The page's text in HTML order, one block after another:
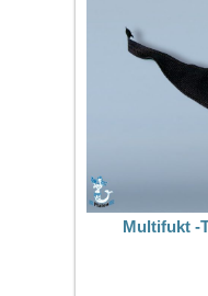
Multifukt -